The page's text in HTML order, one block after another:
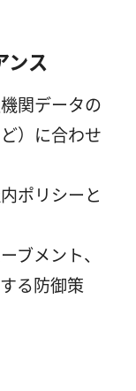
ンス
関データの
）に合わせ
ポリシーと
ブメント、
る防御策